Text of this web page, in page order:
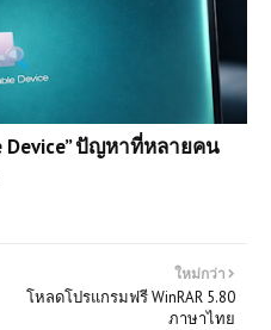
ปัญหาที่หลายคน
ใหม่กว่า
โหลดโปรแกรมฟรี WinRAR 5.80
ภาษาไทย